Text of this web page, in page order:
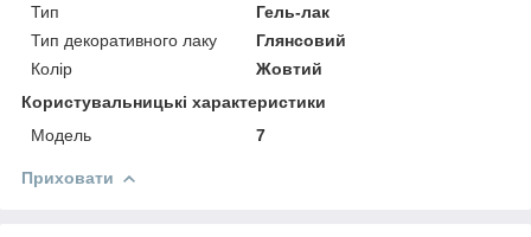
Тип
Гель-лак
Тип декоративного лаку
Глянсовий
Колір
Жовтий
Користувальницькі характеристики
Мoдель
7
Приховати